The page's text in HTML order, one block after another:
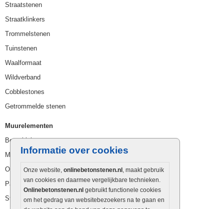
Informatie over cookies
Onze website, onlinebetonstenen.nl , maakt gebruik
van cookies en daarmee vergelijkbare technieken.
Onlinebetonstenen.nl gebruikt functionele cookies
om het gedrag van websitebezoekers na te gaan en
Straatstenen
Straatklinkers
Trommelstenen
Tuinstenen
Waalformaat
Wildverband
Cobblestones
Getrommelde stenen
Muurelementen
Betonbielzen
Muurstenen
Opsluitbanden
Palissaden
Stapelblokken